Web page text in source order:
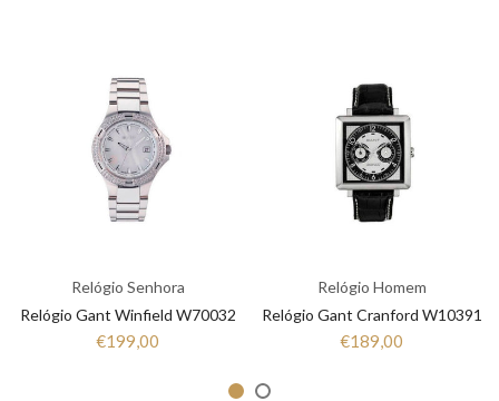
Relógio Senhora
Relógio Gant Winfield W70032
€199,00
Relógio Homem
Relógio Gant Cranford W10391
€189,00